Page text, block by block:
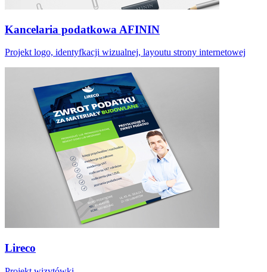
Kancelaria podatkowa AFININ
Projekt logo, identyfkacji wizualnej, layoutu strony internetowej
Lireco